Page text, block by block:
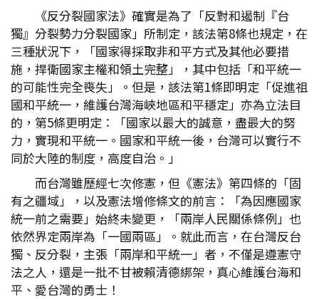
《反分裂國家法》確實是為了「反對和遏制『台
獨』分裂勢力分裂國家」所制定，該法第8條也規定，在
三種狀況下，「國家得採取非和平方式及其他必要措
施，捍衛國家主權和領土完整」，其中包括「和平統一
的可能性完全喪失」。但是，該法第1條即明定「促進祖
國和平統一，維護台灣海峽地區和平穩定」亦為立法目
的，第5條更明定：「國家以最大的誠意，盡最大的努
力，實現和平統一。國家和平統一後，台灣可以實行不
同於大陸的制度，高度自治。」
而台灣雖歷經七次修憲，但《憲法》第四條的「固
有之疆域」，以及憲法增修條文的前言：「為因應國家
統一前之需要」始終未變更，「兩岸人民關係條例」也
依然界定兩岸為「一國兩區」。就此而言，在台灣反台
獨、反分裂，主張「兩岸和平統一」者，不僅是遵憲守
法之人，還是一批不甘被賴清德綁架，真心維護台海和
平、愛台灣的勇士！